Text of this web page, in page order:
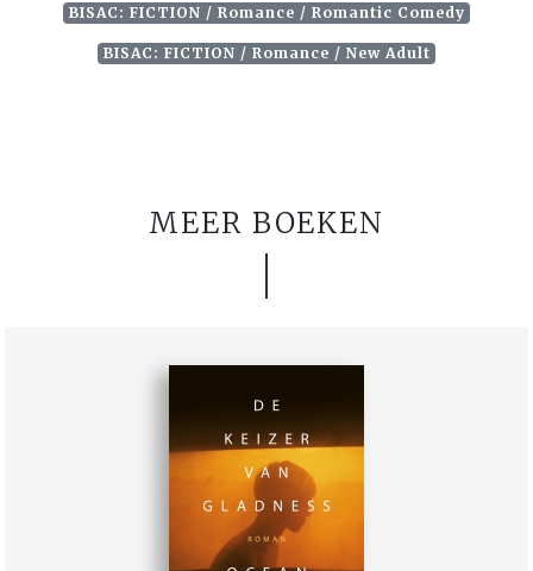
BISAC: FICTION / Romance / Romantic Comedy
BISAC: FICTION / Romance / New Adult
MEER BOEKEN